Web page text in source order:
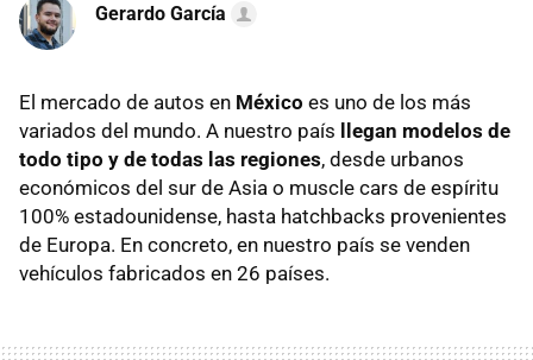
Gerardo García
El mercado de autos en México es uno de los más
variados del mundo. A nuestro país llegan modelos de
todo tipo y de todas las regiones, desde urbanos
económicos del sur de Asia o muscle cars de espíritu
100% estadounidense, hasta hatchbacks provenientes
de Europa. En concreto, en nuestro país se venden
vehículos fabricados en 26 países.